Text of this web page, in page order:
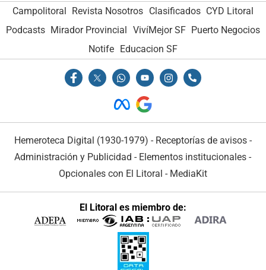
Campolitoral Revista Nosotros Clasificados CYD Litoral
Podcasts Mirador Provincial VivíMejor SF Puerto Negocios
Notife Educacion SF
Hemeroteca Digital (1930-1979) - Receptorías de avisos -
Administración y Publicidad - Elementos institucionales -
Opcionales con El Litoral - MediaKit
El Litoral es miembro de: